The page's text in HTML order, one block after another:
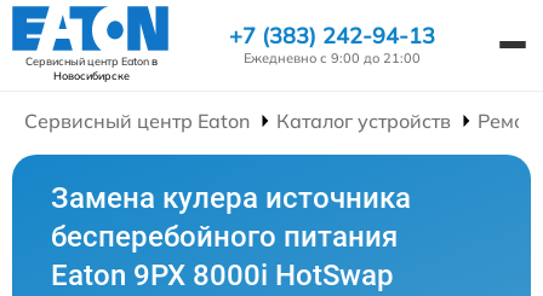
Сервисный центр Eatonв
Новосибирске
+7 (383) 242-94-13
Ежедневно с 9:00 до 21:00
Сервисный центр Eaton Каталог устройств
Замена кулера источника
бесперебойного питания
Eaton 9PX 8000i HotSwap